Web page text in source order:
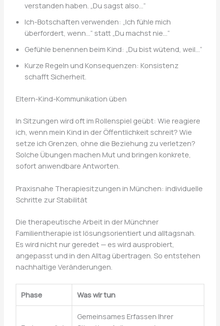
verstanden haben. „Du sagst also…“
Ich-Botschaften verwenden: „Ich fühle mich
überfordert, wenn…“ statt „Du machst nie…“
Gefühle benennen beim Kind: „Du bist wütend, weil…“
Kurze Regeln und Konsequenzen: Konsistenz
schafft Sicherheit.
Eltern-Kind-Kommunikation üben
In Sitzungen wird oft im Rollenspiel geübt: Wie reagiere
ich, wenn mein Kind in der Öffentlichkeit schreit? Wie
setze ich Grenzen, ohne die Beziehung zu verletzen?
Solche Übungen machen Mut und bringen konkrete,
sofort anwendbare Antworten.
Praxisnahe Therapiesitzungen in München: individuelle
Schritte zur Stabilität
Die therapeutische Arbeit in der Münchner
Familientherapie ist lösungsorientiert und alltagsnah.
Es wird nicht nur geredet — es wird ausprobiert,
angepasst und in den Alltag übertragen. So entstehen
nachhaltige Veränderungen.
Phase Was wir tun
Gemeinsames Erfassen Ihrer